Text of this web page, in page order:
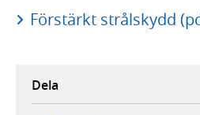
Förstärkt strålskydd
Dela